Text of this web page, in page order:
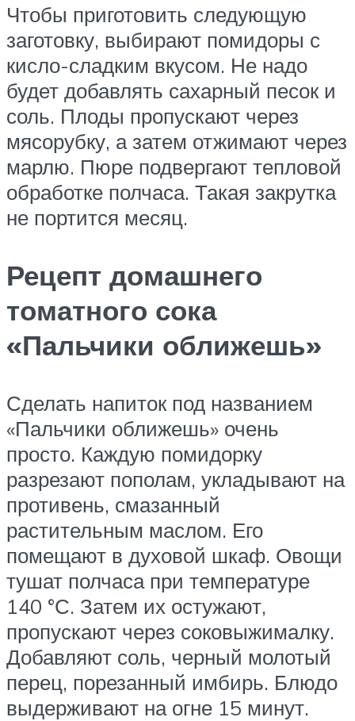
Чтобы приготовить следующую
заготовку, выбирают помидоры с
кисло-сладким вкусом. Не надо
будет добавлять сахарный песок и
соль. Плоды пропускают через
мясорубку, а затем отжимают через
марлю. Пюре подвергают тепловой
обработке полчаса. Такая закрутка
не портится месяц.
Рецепт домашнего
томатного сока
«Пальчики оближешь»
Сделать напиток под названием
«Пальчики оближешь» очень
просто. Каждую помидорку
разрезают пополам, укладывают на
противень, смазанный
растительным маслом. Его
помещают в духовой шкаф. Овощи
тушат полчаса при температуре
140 °С. Затем их остужают,
пропускают через соковыжималку.
Добавляют соль, черный молотый
перец, порезанный имбирь. Блюдо
выдерживают на огне 15 минут.